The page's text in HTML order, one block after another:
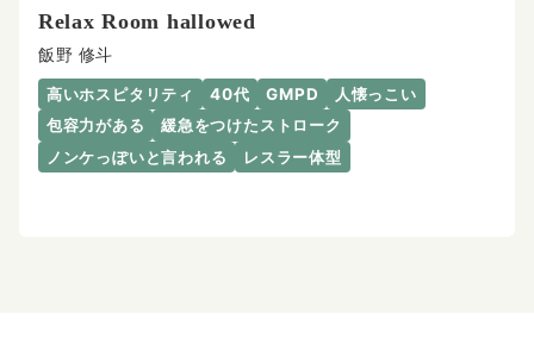
Relax Room hallowed
飯野 修斗
高いホスピタリティ 40代 GMPD
人懐っこい
包容力がある
緩急をつけたストローク
ノンケっぽいと言われる
レスラー体型